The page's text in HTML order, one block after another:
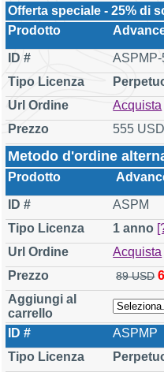
Offerta speciale - 25% di
ASPMP-
Acquista
555 USD
Metodo d'ordine
ASPM
1 anno
Acquista
89 USD
ASPMP